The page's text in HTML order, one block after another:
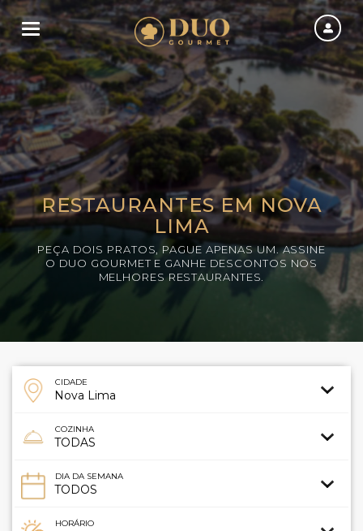
Toggle navigation
RESTAURANTES EM NOVA
LIMA
PEÇA DOIS PRATOS, PAGUE APENAS UM. ASSINE
O DUO GOURMET E GANHE DESCONTOS NOS
MELHORES RESTAURANTES.
CIDADE
COZINHA
DIA DA SEMANA
HORÁRIO